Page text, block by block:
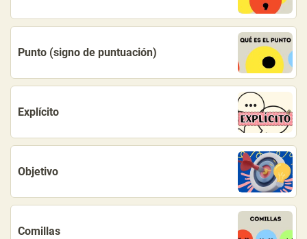
Punto (signo de puntuación)
Explícito
Objetivo
Comillas